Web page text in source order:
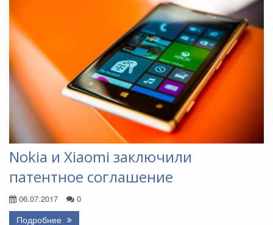
Nokia и Xiaomi заключили
патентное соглашение
06.07.2017 0
Подробнее